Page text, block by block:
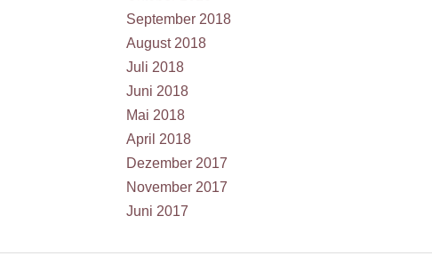
September 2018
August 2018
Juli 2018
Juni 2018
Mai 2018
April 2018
Dezember 2017
November 2017
Juni 2017